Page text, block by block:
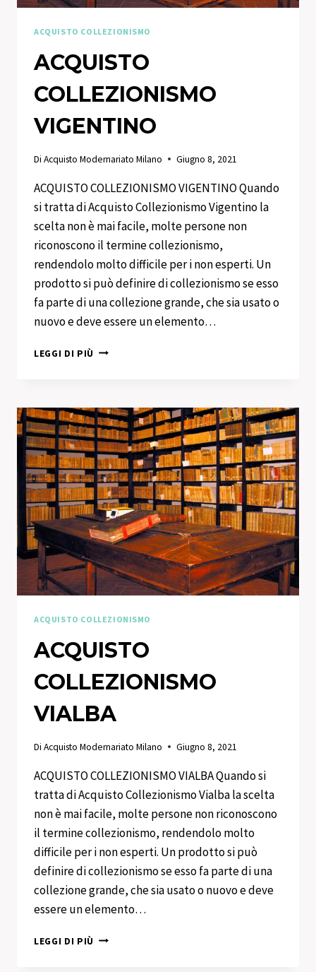
ACQUISTO COLLEZIONISMO
ACQUISTO
COLLEZIONISMO
VIGENTINO
Di Acquisto Modernariato Milano Giugno 8, 2021
ACQUISTO COLLEZIONISMO VIGENTINO Quando
si tratta di Acquisto Collezionismo Vigentino la
scelta non è mai facile, molte persone non
riconoscono il termine collezionismo,
rendendolo molto difficile per i non esperti. Un
prodotto si può definire di collezionismo se esso
fa parte di una collezione grande, che sia usato o
nuovo e deve essere un elemento…
LEGGI DI PIÙ ACQUISTO
ACQUISTO COLLEZIONISMO
ACQUISTO
COLLEZIONISMO
VIALBA
Di Acquisto Modernariato Milano Giugno 8, 2021
ACQUISTO COLLEZIONISMO VIALBA Quando si
tratta di Acquisto Collezionismo Vialba la scelta
non è mai facile, molte persone non riconoscono
il termine collezionismo, rendendolo molto
difficile per i non esperti. Un prodotto si può
definire di collezionismo se esso fa parte di una
collezione grande, che sia usato o nuovo e deve
essere un elemento…
LEGGI DI PIÙ ACQUISTO